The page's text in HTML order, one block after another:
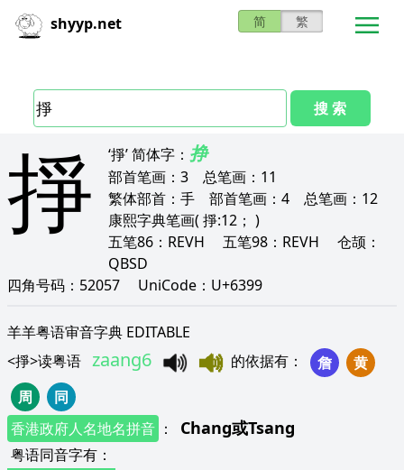
shyyp.net 简 繁
搜 索
掙 ‘掙’简体字： 挣
部首笔画： 3 总笔画： 11
繁体部首： 手 部首笔画： 4 总笔画： 12
康熙字典笔画( 掙:12； )
五笔86： REVH 五笔98： REVH 仓颉：
QBSD
四角号码： 52057 UniCode： U+6399
羊羊粤语审音字典 EDITABLE
<掙>读粤语 zaang6 的依据有 ： 詹
黄
周
同
香港政府人名地名拼音 ： Chang或Tsang
粤语同音字有 ：